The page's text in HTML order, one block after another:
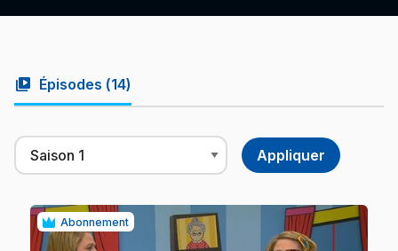
video_library Épisodes (14)
Abonnement